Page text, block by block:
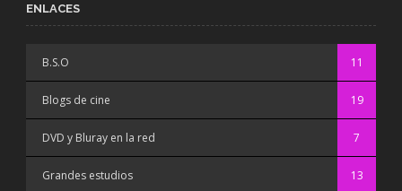
ENLACES
B.S.O 11
Blogs de cine 19
DVD y Bluray en la red 7
Grandes estudios 13